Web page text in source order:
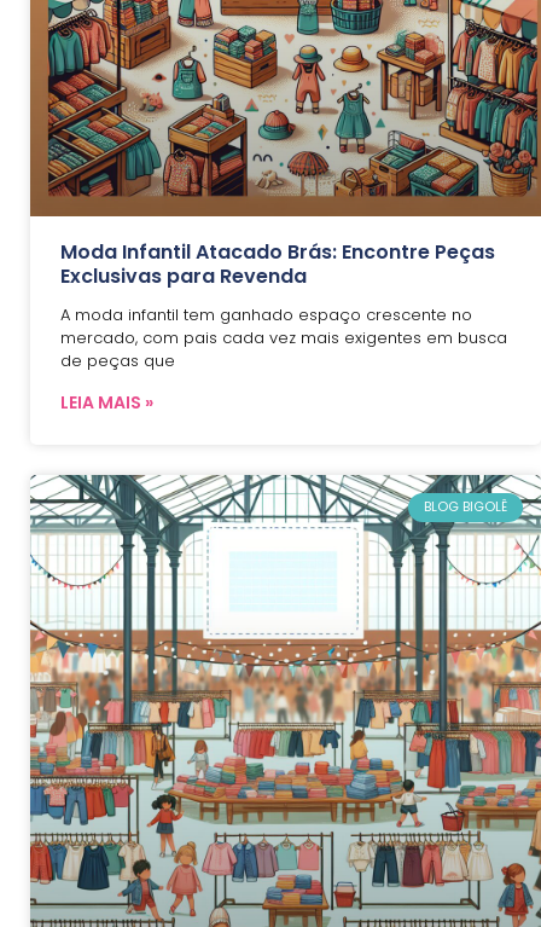
Moda Infantil Atacado Brás: Encontre Peças
Exclusivas para Revenda
A moda infantil tem ganhado espaço crescente no
mercado, com pais cada vez mais exigentes em busca
de peças que
LEIA MAIS »
BLOG BIGOLÊ